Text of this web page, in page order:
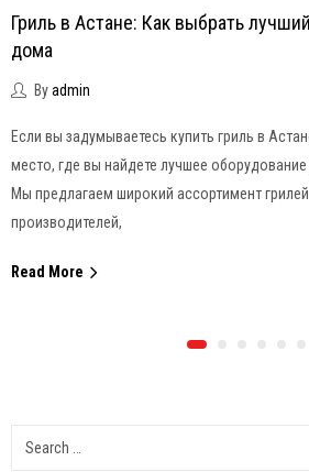
Гриль в Астане: Как выбрать
дома
Byadmin
Если вы задумываетесь купить гриль в
место, где вы найдете лучшее
Мы предлагаем широкий ассортимент
производителей,
Read More